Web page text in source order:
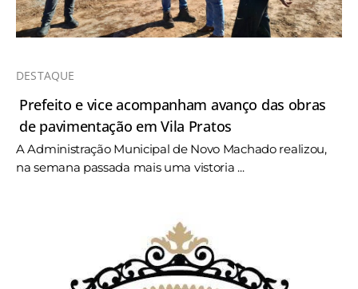
DESTAQUE
Prefeito e vice acompanham avanço das obras
de pavimentação em Vila Pratos
A Administração Municipal de Novo Machado realizou,
na semana passada mais uma vistoria ...